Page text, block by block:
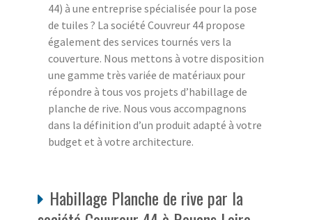
44) à une entreprise spécialisée pour la pose
de tuiles ? La société Couvreur 44 propose
également des services tournés vers la
couverture. Nous mettons à votre disposition
une gamme très variée de matériaux pour
répondre à tous vos projets d’habillage de
planche de rive. Nous vous accompagnons
dans la définition d’un produit adapté à votre
budget et à votre architecture.
Habillage Planche de rive par la